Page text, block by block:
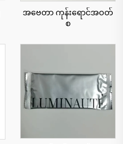
အဗေတာ ကုန်းရောင်အဝတ်
စ